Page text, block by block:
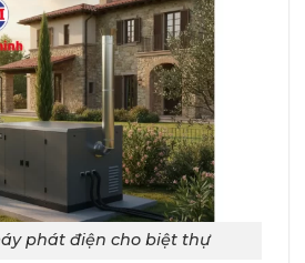
phát điện cho biệt thự